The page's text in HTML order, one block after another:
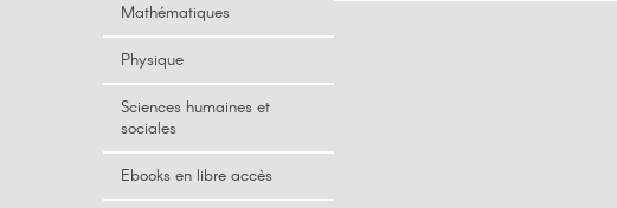
Mathématiques
Physique
Sciences humaines et
sociales
Ebooks en libre accès